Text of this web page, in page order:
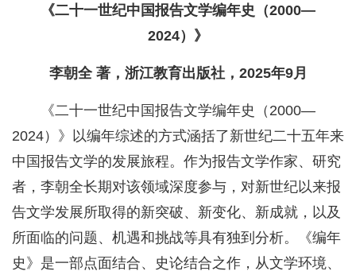
《二十一世纪中国报告文学编年史（2000—
2024）》
李朝全 著，浙江教育出版社，2025年9月
《二十一世纪中国报告文学编年史（2000—
2024）》以编年综述的方式涵括了新世纪二十五年来
中国报告文学的发展旅程。作为报告文学作家、研究
者，李朝全长期对该领域深度参与，对新世纪以来报
告文学发展所取得的新突破、新变化、新成就，以及
所面临的问题、机遇和挑战等具有独到分析。《编年
史》是一部点面结合、史论结合之作，从文学环境、